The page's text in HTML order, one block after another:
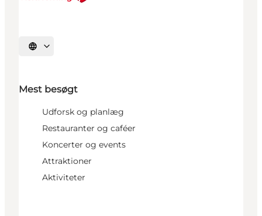
Vælg sprog
Mest besøgt
Udforsk og planlæg
Restauranter og caféer
Koncerter og events
Attraktioner
Aktiviteter